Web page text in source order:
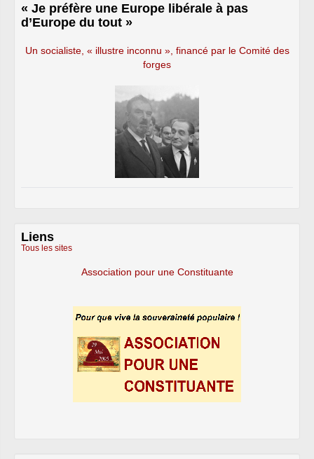
« Je préfère une Europe libérale à pas
d’Europe du tout »
Un socialiste, « illustre inconnu », financé par le Comité des
forges
Liens
Tous les sites
Association pour une Constituante